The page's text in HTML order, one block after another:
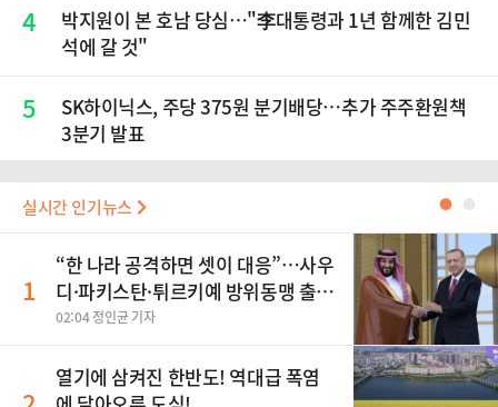
4
박지원이 본 호남 당심…"李대통령과 1년 함께한 김민
석에 갈 것"
5
SK하이닉스, 주당 375원 분기배당…추가 주주환원책
3분기 발표
실시간 인기뉴스 ●
1
“한 나라 공격하면 셋이 대응”…사우
디·파키스탄·튀르키예 방위동맹 출
범
02:04 정인균 기자
열기에 삼켜진 한반도! 역대급 폭염